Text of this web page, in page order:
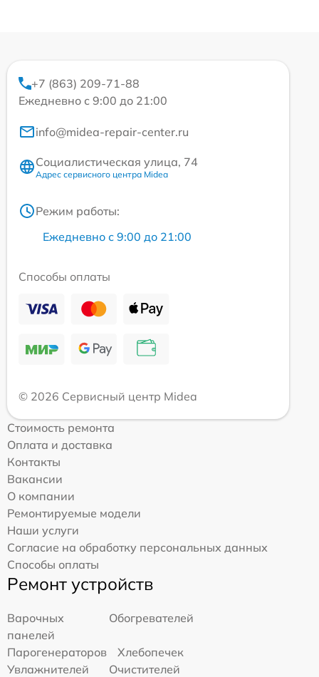
+7 (863) 209-71-88
Ежедневно с 9:00 до 21:00
info@midea-repair-center.ru
Социалистическая улица, 74
Адрес сервисного центра Midea
Режим работы:
Ежедневно с 9:00 до 21:00
Способы оплаты
© 2026 Сервисный центр Midea
Стоимость ремонта
Оплата и доставка
Контакты
Вакансии
О компании
Ремонтируемые модели
Наши услуги
Согласие на обработку персональных данных
Способы оплаты
Ремонт устройств
Варочных
панелей
Обогревателей
Парогенераторов
Хлебопечек
Увлажнителей
Очистителей